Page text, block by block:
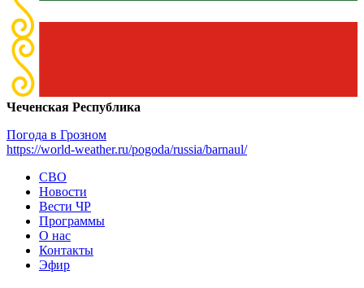
Чеченская Республика
Погода в Грозном
https://world-weather.ru/pogoda/russia/barnaul/
СВО
Новости
Вести ЧР
Программы
О нас
Контакты
Эфир